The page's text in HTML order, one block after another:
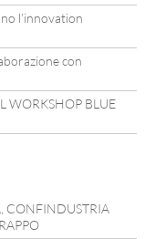
l’innovation
con
WORKSHOP BLUE
CONFINDUSTRIA